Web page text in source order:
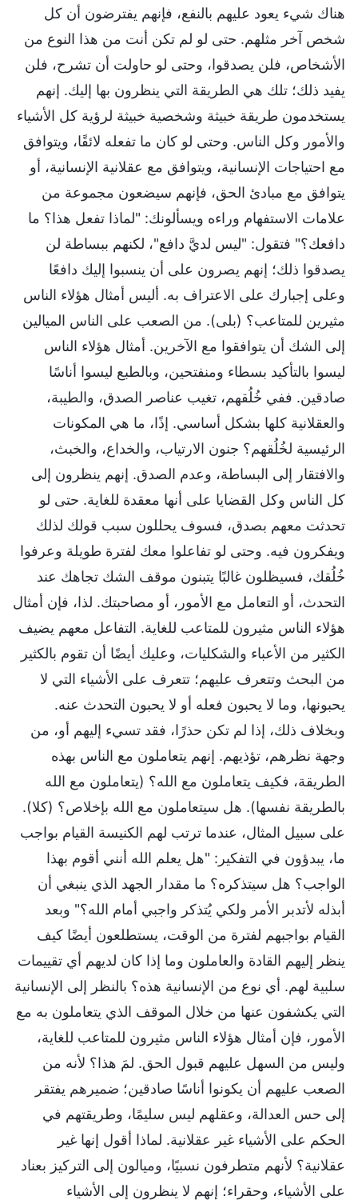
هناك شيء يعود عليهم بالنفع، فإنهم يفترضون أن كل
شخص آخر مثلهم. حتى لو لم تكن أنت من هذا النوع من
الأشخاص، فلن يصدقوا، وحتى لو حاولت أن تشرح، فلن
يفيد ذلك؛ تلك هي الطريقة التي ينظرون بها إليك. إنهم
يستخدمون طريقة خبيثة وشخصية خبيثة لرؤية كل الأشياء
والأمور وكل الناس. وحتى لو كان ما تفعله لائقًا، ويتوافق
مع احتياجات الإنسانية، ويتوافق مع عقلانية الإنسانية، أو
يتوافق مع مبادئ الحق، فإنهم سيضعون مجموعة من
علامات الاستفهام وراءه ويسألونك: "لماذا تفعل هذا؟ ما
دافعك؟" فتقول: "ليس لديَّ دافع"، لكنهم ببساطة لن
يصدقوا ذلك؛ إنهم يصرون على أن ينسبوا إليك دافعًا
وعلى إجبارك على الاعتراف به. أليس أمثال هؤلاء الناس
مثيرين للمتاعب؟ (بلى). من الصعب على الناس الميالين
إلى الشك أن يتوافقوا مع الآخرين. أمثال هؤلاء الناس
ليسوا بالتأكيد بسطاء ومنفتحين، وبالطبع ليسوا أناسًا
صادقين. ففي خُلُقهم، تغيب عناصر الصدق، والطيبة،
والعقلانية كلها بشكل أساسي. إذًا، ما هي المكونات
الرئيسية لخُلُقهم؟ جنون الارتياب، والخداع، والخبث،
والافتقار إلى البساطة، وعدم الصدق. إنهم ينظرون إلى
كل الناس وكل القضايا على أنها معقدة للغاية. حتى لو
تحدثت معهم بصدق، فسوف يحللون سبب قولك لذلك
ويفكرون فيه. وحتى لو تفاعلوا معك لفترة طويلة وعرفوا
خُلُقك، فسيظلون غالبًا يتبنون موقف الشك تجاهك عند
التحدث، أو التعامل مع الأمور، أو مصاحبتك. لذا، فإن أمثال
هؤلاء الناس مثيرون للمتاعب للغاية. التفاعل معهم يضيف
الكثير من الأعباء والشكليات، وعليك أيضًا أن تقوم بالكثير
من البحث وتتعرف عليهم؛ تتعرف على الأشياء التي لا
يحبونها، وما لا يحبون فعله أو لا يحبون التحدث عنه.
وبخلاف ذلك، إذا لم تكن حذرًا، فقد تسيء إليهم أو، من
وجهة نظرهم، تؤذيهم. إنهم يتعاملون مع الناس بهذه
الطريقة، فكيف يتعاملون مع الله؟ (يتعاملون مع الله
بالطريقة نفسها). هل سيتعاملون مع الله بإخلاص؟ (كلا).
على سبيل المثال، عندما ترتب لهم الكنيسة القيام بواجب
ما، يبدؤون في التفكير: "هل يعلم الله أنني أقوم بهذا
الواجب؟ هل سيتذكره؟ ما مقدار الجهد الذي ينبغي أن
أبذله لأتدبر الأمر ولكي يُتذكر واجبي أمام الله؟" وبعد
القيام بواجبهم لفترة من الوقت، يستطلعون أيضًا كيف
ينظر إليهم القادة والعاملون وما إذا كان لديهم أي تقييمات
سلبية لهم. أي نوع من الإنسانية هذه؟ بالنظر إلى الإنسانية
التي يكشفون عنها من خلال الموقف الذي يتعاملون به مع
الأمور، فإن أمثال هؤلاء الناس مثيرون للمتاعب للغاية،
وليس من السهل عليهم قبول الحق. لمَ هذا؟ لأنه من
الصعب عليهم أن يكونوا أناسًا صادقين؛ ضميرهم يفتقر
إلى حس العدالة، وعقلهم ليس سليمًا، وطريقتهم في
الحكم على الأشياء غير عقلانية. لماذا أقول إنها غير
عقلانية؟ لأنهم متطرفون نسبيًا، وميالون إلى التركيز بعناد
على الأشياء، وحقراء؛ إنهم لا ينظرون إلى الأشياء